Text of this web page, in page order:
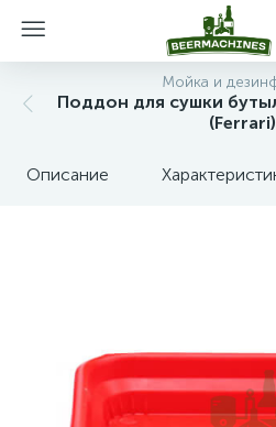
Мойка и
Поддон для сушки
(Ferrari)
Описание